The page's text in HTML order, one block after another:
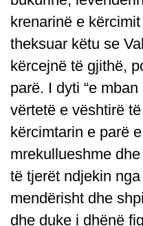
krenarinë e
theksuar këtu se
kërcejnë të gjithë,
parë. I dyti “e
vërtetë e vështirë
kërcimtarin e parë
mrekullueshme
të tjerët ndjekin
mendërisht dhe
dhe duke i dhënë